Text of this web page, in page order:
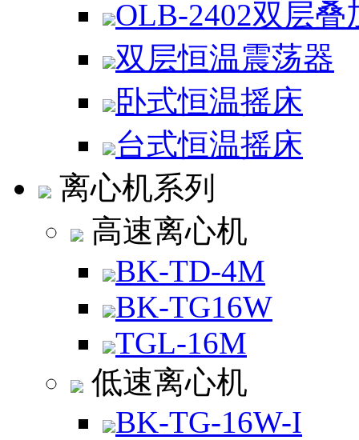
OLB-2402双层
双层恒温震荡器
卧式恒温摇床
台式恒温摇床
离心机系列
高速离心机
BK-TD-4M
BK-TG16W
TGL-16M
低速离心机
BK-TG-16W-I